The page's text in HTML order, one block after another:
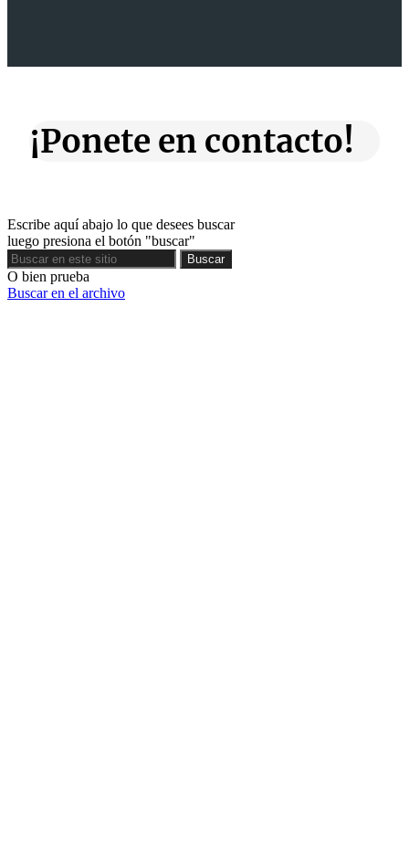
¡Ponete en contacto!
Escribe aquí abajo lo que desees buscar
luego presiona el botón "buscar"
Buscar
Buscar
O bien prueba
Buscar en el archivo